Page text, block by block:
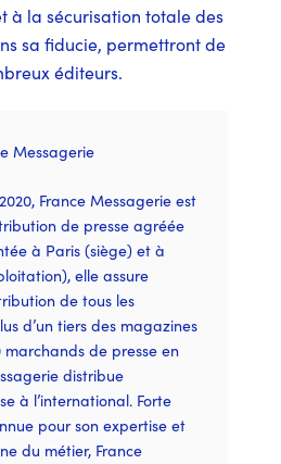
à la sécurisation totale des
sa fiducie, permettront de
éditeurs.
Messagerie
France Messagerie est
de presse agréée
à Paris (siège) et à
elle assure
de tous les
d’un tiers des magazines
marchands de presse en
distribue
à l’international. Forte
pour son expertise et
du métier, France